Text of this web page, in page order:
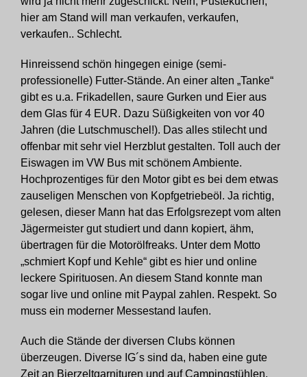
hier am Stand will man verkaufen, verkaufen,
verkaufen.. Schlecht.
Hinreissend schön hingegen einige (semi-
professionelle) Futter-Stände. An einer alten „Tanke“
gibt es u.a. Frikadellen, saure Gurken und Eier aus
dem Glas für 4 EUR. Dazu Süßigkeiten von vor 40
Jahren (die Lutschmuschel!). Das alles stilecht und
offenbar mit sehr viel Herzblut gestalten. Toll auch der
Eiswagen im VW Bus mit schönem Ambiente.
Hochprozentiges für den Motor gibt es bei dem etwas
zauseligen Menschen von Kopfgetriebeöl. Ja richtig,
gelesen, dieser Mann hat das Erfolgsrezept vom alten
Jägermeister gut studiert und dann kopiert, ähm,
übertragen für die Motorölfreaks. Unter dem Motto
„schmiert Kopf und Kehle“ gibt es hier und online
leckere Spirituosen. An diesem Stand konnte man
sogar live und online mit Paypal zahlen. Respekt. So
muss ein moderner Messestand laufen.
Auch die Stände der diversen Clubs können
überzeugen. Diverse IG´s sind da, haben eine gute
Zeit an Bierzeltgarnituren und auf Campingstühlen.